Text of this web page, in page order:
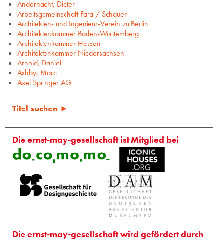
Andernacht, Dieter
Arbeitsgemeinschaft Fara / Schauer
Architekten- und Ingenieur-Verein zu Berlin
Architektenkammer Baden-Württemberg
Architektenkammer Hessen
Architektenkammer Niedersachsen
Arnold, Daniel
Ashby, Marc
Axel Springer AG
Titel suchen ►
Die ernst-may-gesellschaft ist Mitglied bei
Die ernst-may-gesellschaft wird gefördert durch